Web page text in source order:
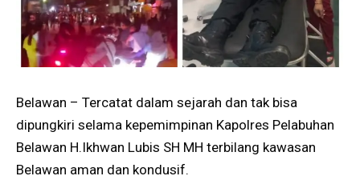
Belawan – Tercatat dalam sejarah dan tak bisa
dipungkiri selama kepemimpinan Kapolres Pelabuhan
Belawan H.Ikhwan Lubis SH MH terbilang kawasan
Belawan aman dan kondusif.